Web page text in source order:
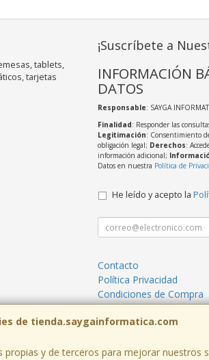
de tienda.saygainformatica.com
propias y de terceros para mejorar nuestros
tablets,
tarjetas
¡Suscríbete a
INFORMACIÓN
DATOS
Responsable: SAYGA
Finalidad: Responder las
Legitimación: Consentimiento
obligación legal; Derechos:
información adicional;
Datos en nuestra Política de
He leído y acepto la
Contacto
Política Privacidad
Condiciones de Compra
¿Quienes Somos?